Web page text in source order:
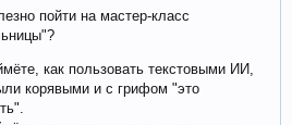
пойти на мастер-класс
как пользовать текстовыми ИИ,
корявыми и с грифом "это